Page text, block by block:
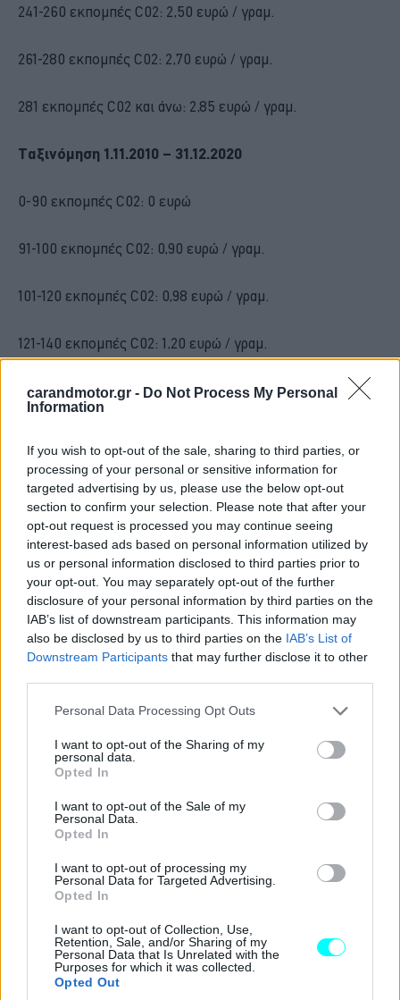
carandmotor.gr - Do Not Process My Personal
Information
If you wish to opt-out of the sale, sharing to third parties, or
processing of your personal or sensitive information for
targeted advertising by us, please use the below opt-out
section to confirm your selection. Please note that after your
opt-out request is processed you may continue seeing
interest-based ads based on personal information utilized by
us or personal information disclosed to third parties prior to
your opt-out. You may separately opt-out of the further
disclosure of your personal information by third parties on the
IAB’s list of downstream participants. This information may
also be disclosed by us to third parties on the IAB’s List of
Downstream Participants that may further disclose it to other
Please note that this website/app uses one or more Google
not limited to your visit or usage behaviour. You may click to
grant or deny consent to Google and its third-party tags to
use your data for below specified purposes in below Google
consent section.
Personal Data Processing Opt Outs
I want to opt-out of the Sharing of my
personal data.
Opted In
I want to opt-out of the Sale of my
Personal Data.
Opted In
I want to opt-out of processing my
Personal Data for Targeted Advertising.
Opted In
I want to opt-out of Collection, Use,
Retention, Sale, and/or Sharing of my
Personal Data that Is Unrelated with the
Purposes for which it was collected.
Opted Out
241-260 εκπομπές C02: 2,50 ευρώ / γραμ.
261-280 εκπομπές C02: 2,70 ευρώ / γραμ.
281 εκπομπές C02 και άνω: 2,85 ευρώ / γραμ.
Ταξινόμηση 1.11.2010 – 31.12.2020
0-90 εκπομπές C02: 0 ευρώ
91-100 εκπομπές C02: 0,90 ευρώ / γραμ.
101-120 εκπομπές C02: 0,98 ευρώ / γραμ.
121-140 εκπομπές C02: 1,20 ευρώ / γραμ.
141-160 εκπομπές C02: 1,85 ευρώ / γραμ.
181-200 εκπομπές C02: 2,78 ευρώ / γραμ.
201-250 εκπομπές C02: 3,05 ευρώ / γραμ.
251 εκπομπές C02 και άνω: 3,72 ευρώ / γραμ.
Ταξινόμηση 1.1.2006 – 31.10.2010
786-1.071 κυβικά: 120 ευρώ
1.072-1.357 κυβικά: 135 ευρώ
1.358 -1.548 κυβικά: 255 ευρώ
1.739-1.928 κυβικά: 320 ευρώ